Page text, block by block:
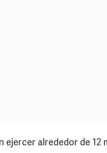
alrededor de 12